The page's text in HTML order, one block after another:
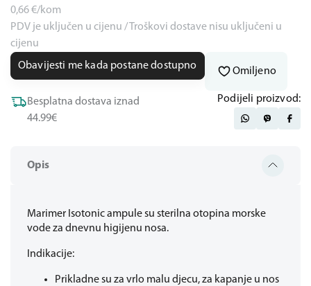
Opis
Marimer Isotonic ampule su sterilna otopina morske
vode za dnevnu higijenu nosa.
Indikacije:
Prikladne su za vrlo malu djecu, za kapanje u nos
0,66€/kom
PDV je uključen u cijenu / Troškovi dostave nisu uključeni u
cijenu
Obavijesti me kada postane dostupno
Omiljeno
Besplatna dostava iznad
44.99€
Podijeli proizvod: